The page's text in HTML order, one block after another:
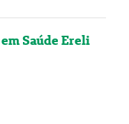
Saúde Ereli